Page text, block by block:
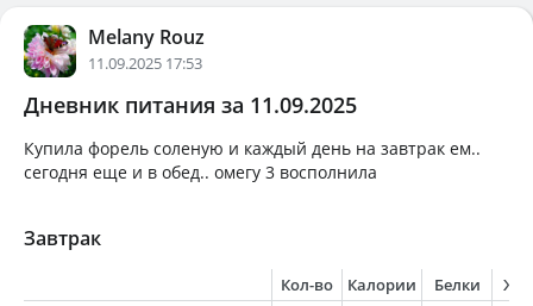
Melany Rouz
11.09.2025 17:53
Дневник питания за 11.09.2025
Купила форель соленую и каждый день на завтрак ем..
сегодня еще и в обед.. омегу 3 восполнила
Завтрак
Кол-во Калории Белки